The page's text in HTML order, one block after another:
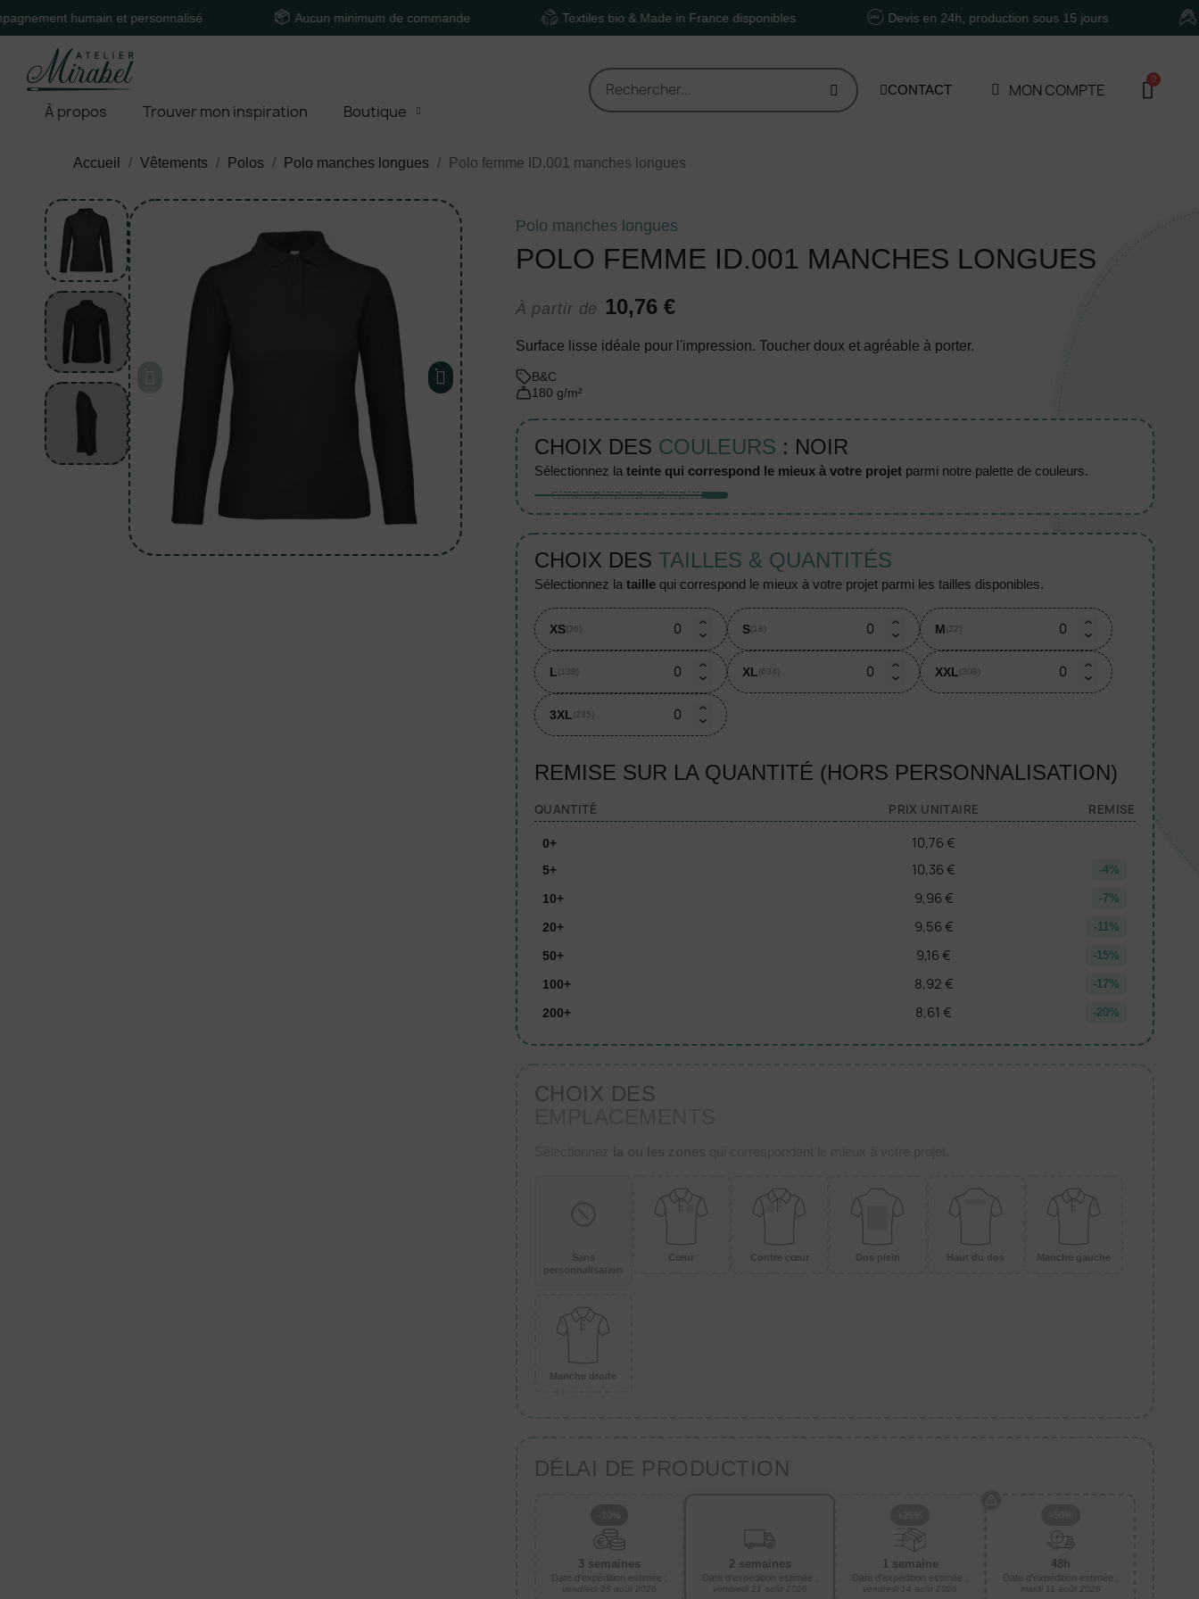
humain et personnalisé Aucun minimum de commande Textiles bio & Made in France disponibles Devis en 24h, production sous 15 jours Un
À propos Trouver mon inspiration Boutique
CONTACT MON COMPTE
Accueil Vêtements Polos Polo manches longues Polo femme ID.001 manches longues
Polo manches longues
POLO FEMME ID.001 MANCHES LONGUES
À partir de 10,76 €
Surface lisse idéale pour l'impression. Toucher doux et agréable à porter.
B&C
180 g/m²
CHOIX DES COULEURS : NOIR
sélectionnez la teinte qui correspond le mieux à votre projetparmi notre palette de couleurs.
CHOIX DES TAILLES & QUANTITÉS
sélectionnez la taillequi correspond le mieux à votre projet parmi les tailles disponibles.
XS(36) S(18) M(32)
L(138) XL(634) XXL(308)
3XL(235)
REMISE SUR LA QUANTITÉ (HORS PERSONNALISATION)
QUANTITÉ PRIX UNITAIRE REMISE
0+ 10,76 €
5+ 10,36 € -4%
10+ 9,96 € -7%
20+ 9,56 € -11%
50+ 9,16 € -15%
100+ 8,92 € -17%
200+ 8,61 € -20%
CHOIX DES
Sans
personnalisation
Cœur Contre cœur Dos plein Haut du dos Manche gauche
Manche droite
DÉLAI DE PRODUCTION
3 semaines
Date d'expédition estimée :
vendredi 28 août 2026
2 semaines
Date d'expédition estimée :
vendredi 21 août 2026
1 semaine
Date d'expédition estimée :
vendredi 14 août 2026
48h
Date d'expédition estimée :
mardi 11 août 2026